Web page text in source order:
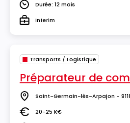
DuréeDurée: 12 mois
TypeInterim
Transports / Logistique
Préparateur de
Lieu Saint-Germain-lès-Arpajon -
Salaire20-25 K€